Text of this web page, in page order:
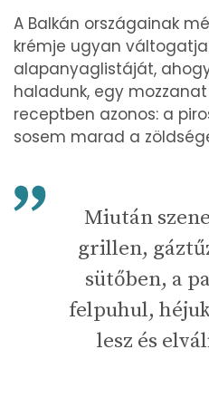
A Balkán országainak
krémje ugyan
alapanyaglistáját,
haladunk, egy
receptben azonos: a
sosem marad a
Miután
grillen,
sütőben, a
felpuhul,
lesz és